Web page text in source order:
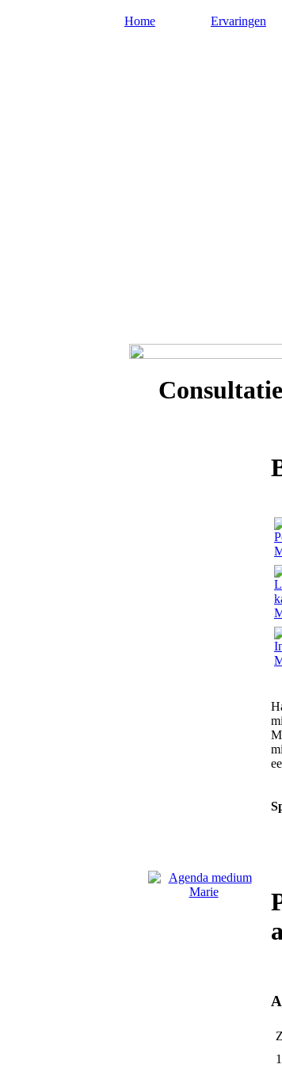
Home Ervaringen
1